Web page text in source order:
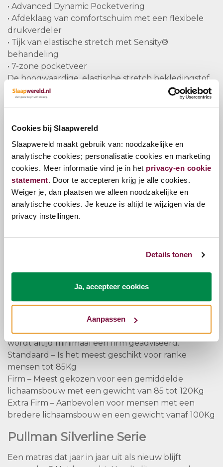
Cookies bij Slaapwereld
Slaapwereld maakt gebruik van: noodzakelijke en
analytische cookies; personalisatie cookies en marketing
cookies. Meer informatie vind je in het privacy-en cookie
statement. Door te accepteren krijg je alle cookies.
Weiger je, dan plaatsen we alleen noodzakelijke en
analytische cookies. Je keuze is altijd te wijzigen via de
privacy instellingen.
Details tonen
Ja, accepteer cookies
Aanpassen
• Advanced Dynamic Pocketvering
• Afdeklaag van comfortschuim met een flexibele
drukverdeler
• Tijk van elastische stretch met Sensity®
behandeling
• 7-zone pocketveer
De hoogwaardige, elastische stretch bekledingstof
is volgens de Sensity® technologie behandeld met
probiotica, die op natuurlijke wijze ervoor zorgen
binnenkleding waarmee de stretchstof is
toevoeging van Comfortfill vulling geeft deze
combinatie vochtregulerende eigenschappen en
draagt bij aan een goede warmtehuishouding.
Pullman Silverline opties
Het is mogelijk om twee matrassen van een
tegen elkaar aan liggen en toch ieder zijn of haar
Pullman Matras Hardheden
verschilt per persoon. Hieronder een indicatie om
een goede keuze te maken voor een optimale
levensduur. Bij een matras vanaf 120cm breed
wordt altijd minimaal een firm geadviseerd.
Standaard – Is het meest geschikt voor ranke
mensen tot 85Kg
Firm – Meest gekozen voor een gemiddelde
lichaamsbouw met een gewicht van 85 tot 120Kg
Extra Firm – Aanbevolen voor mensen met een
bredere lichaamsbouw en een gewicht vanaf 100Kg
Pullman Silverline Serie
Een matras dat jaar in jaar uit als nieuw blijft